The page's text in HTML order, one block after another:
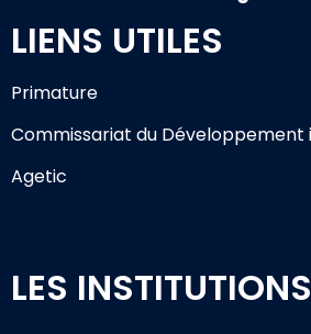
LIENS UTILES
Primature
Commissariat du Développement
Agetic
LES INSTITUTIONS